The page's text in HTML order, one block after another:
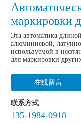
маркировки
Эта автоматика
алюминиевой,
используемой в
для маркировки
在线留言
联系方式
135-1984-0918